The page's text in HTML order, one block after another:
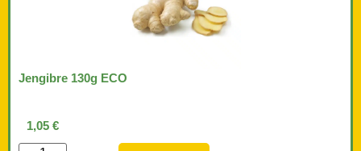
Jengibre 130g ECO
1,05 €